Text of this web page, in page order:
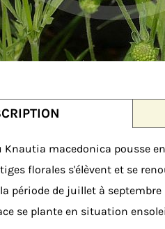
Knautia macedonica pousse en
florales s'élèvent et se
période de juillet à
se plante en situation